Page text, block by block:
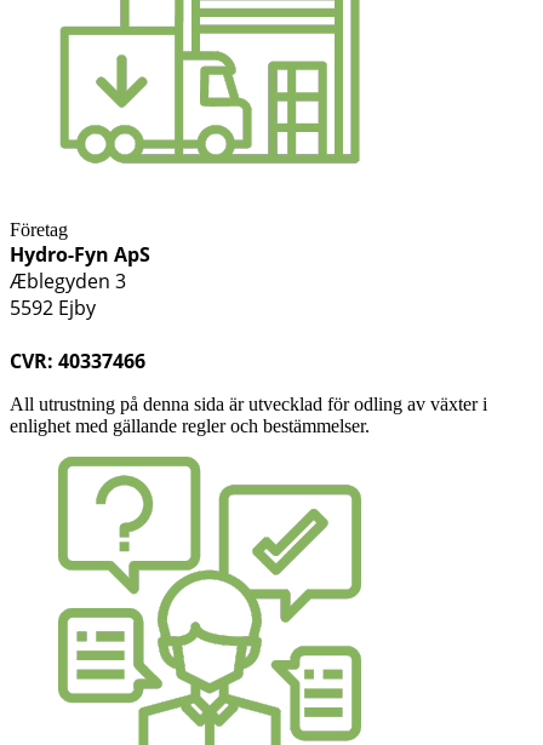
Företag
Hydro-Fyn ApS
Æblegyden 3
5592 Ejby
CVR: 40337466
All utrustning på denna sida är utvecklad för odling av växter i
enlighet med gällande regler och bestämmelser.